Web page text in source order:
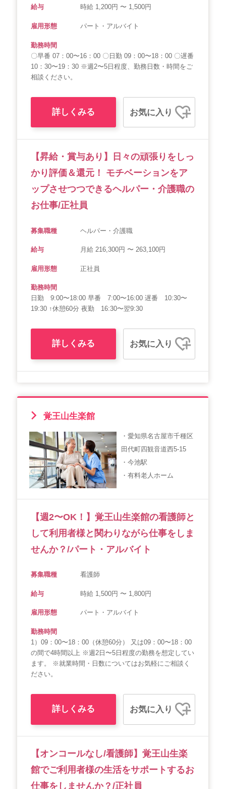
給与 時給 1,200円 〜 1,500円
雇用形態 パート・アルバイト
勤務時間
〇早番 07：00〜16：00 〇日勤 09：00〜18：00 〇遅番
10：30〜19：30 ※週2〜5日程度、勤務日数・時間をご
相談ください。
詳しくみる お気に入り
【昇給・賞与あり】日々の頑張りをしっ
かり評価＆還元！ モチベーションをア
ップさせつつできるヘルパー・介護職の
お仕事/正社員
募集職種 ヘルパー・介護職
給与 月給 216,300円 〜 263,100円
雇用形態 正社員
勤務時間
日勤 9:00〜18:00 早番 7:00〜16:00 遅番 10:30〜
19:30 ↑休憩60分 夜勤 16:30〜翌9:30
詳しくみる お気に入り
覚王山生楽館
・愛知県名古屋市千種区
田代町四観音道西5-15
・今池駅
・有料老人ホーム
【週2〜OK！】覚王山生楽館の看護師と
して利用者様と関わりながら仕事をしま
せんか？/パート・アルバイト
募集職種 看護師
給与 時給 1,500円 〜 1,800円
雇用形態 パート・アルバイト
勤務時間
1）09：00〜18：00（休憩60分） 又は09：00〜18：00
の間で4時間以上 ※週2日〜5日程度の勤務を想定してい
ます。 ※就業時間・日数についてはお気軽にご相談く
ださい。
詳しくみる お気に入り
【オンコールなし/看護師】覚王山生楽
館でご利用者様の生活をサポートするお
仕事をしませんか？/正社員